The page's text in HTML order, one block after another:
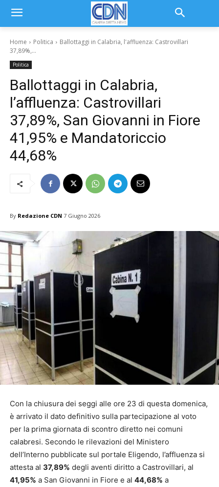
Home Politica
Ballottaggi in Calabria, l'affluenza: Castrovillari
37,89%,...
Politica
Ballottaggi in Calabria,
l’affluenza: Castrovillari
37,89%, San Giovanni in Fiore
41,95% e Mandatoriccio
44,68%
By Redazione CDN 7 Giugno 2026
Con la chiusura dei seggi alle ore 23 di questa domenica,
è arrivato il dato definitivo sulla partecipazione al voto
per la prima giornata di scontro diretto nei comuni
calabresi. Secondo le rilevazioni del Ministero
dell’Interno pubblicate sul portale Eligendo, l’affluenza si
attesta al 37,89% degli aventi diritto a Castrovillari, al
41,95% a San Giovanni in Fiore e al 44,68% a